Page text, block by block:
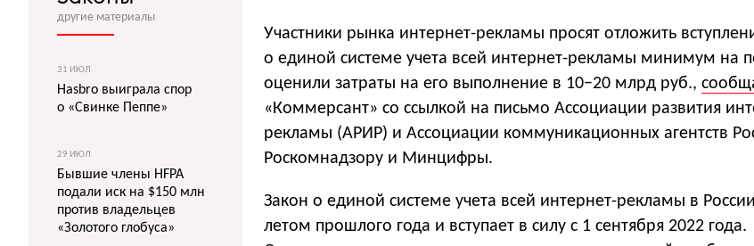
Участники рынка интернет-рекламы просят отложить
о единой системе учета всей интернет-рекламы минимум на
оценили затраты на его выполнение в 10−20 млрд руб.,
«Коммерсант» со ссылкой на письмо Ассоциации развития
рекламы (АРИР) и Ассоциации коммуникационных агентств
Роскомнадзору и Минцифры.
Закон о единой системе учета всей интернет-рекламы в
летом прошлого года и вступает в силу с 1 сентября 2022 года.
другие материалы
31 ИЮЛ
Hasbro выиграла спор
о «Свинке Пеппе»
29 ИЮЛ
Бывшие члены HFPA
подали иск на $150 млн
против владельцев
«Золотого глобуса»